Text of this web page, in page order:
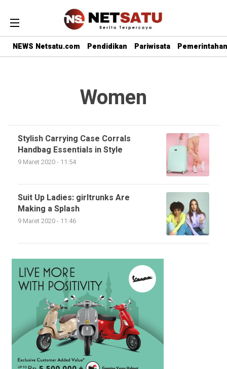
NEWS Netsatu.com Pendidikan Pariwisata Pemerintahan
Women
Stylish Carrying Case Corrals
Handbag Essentials in Style
9 Maret 2020 - 11:54
Suit Up Ladies: girltrunks Are
Making a Splash
9 Maret 2020 - 11:46